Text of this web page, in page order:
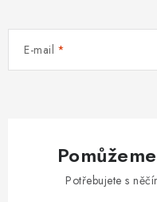
E-mail
Potřebujete s